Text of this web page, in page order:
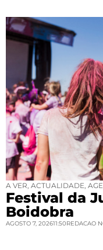
A VER ACTUALIDADE
Festival da
Boidobra
AGOSTO 7, 202611:50REDACAO